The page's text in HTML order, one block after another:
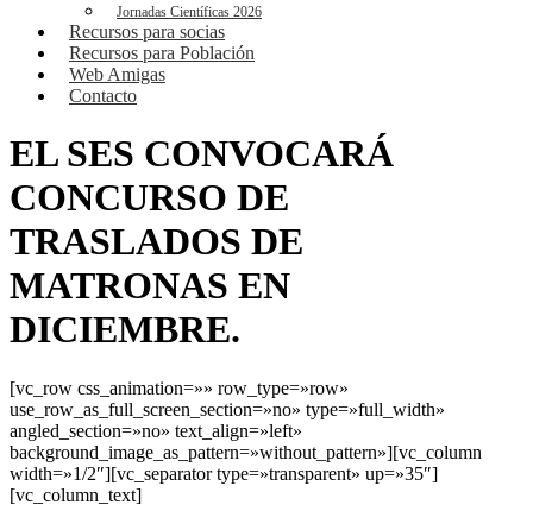
Jornadas Científicas 2026
Recursos para socias
Recursos para Población
Web Amigas
Contacto
EL SES CONVOCARÁ
CONCURSO DE
TRASLADOS DE
MATRONAS EN
DICIEMBRE.
[vc_row css_animation=»» row_type=»row»
use_row_as_full_screen_section=»no» type=»full_width»
angled_section=»no» text_align=»left»
background_image_as_pattern=»without_pattern»][vc_column
width=»1/2″][vc_separator type=»transparent» up=»35″]
[vc_column_text]